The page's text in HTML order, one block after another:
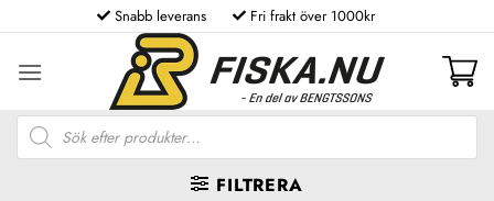
to
content
Snabb leverans Fri frakt över 1000kr
Produktsökning
FILTRERA